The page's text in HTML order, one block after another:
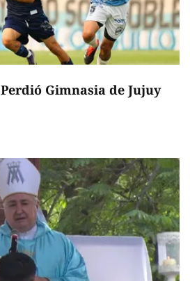
Perdió Gimnasia de Jujuy